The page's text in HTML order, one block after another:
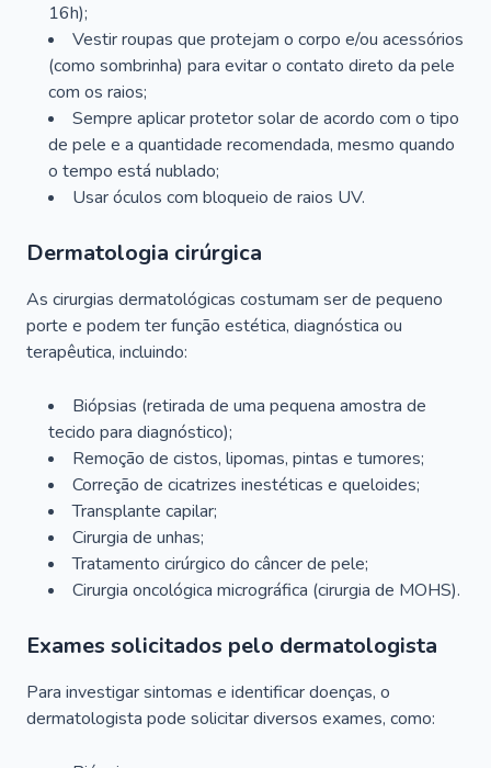
16h);
Vestir roupas que protejam o corpo e/ou acessórios
(como sombrinha) para evitar o contato direto da pele
com os raios;
Sempre aplicar protetor solar de acordo com o tipo
de pele e a quantidade recomendada, mesmo quando
o tempo está nublado;
Usar óculos com bloqueio de raios UV.
Dermatologia cirúrgica
As cirurgias dermatológicas costumam ser de pequeno
porte e podem ter função estética, diagnóstica ou
terapêutica, incluindo:
Biópsias (retirada de uma pequena amostra de
tecido para diagnóstico);
Remoção de cistos, lipomas, pintas e tumores;
Correção de cicatrizes inestéticas e queloides;
Transplante capilar;
Cirurgia de unhas;
Tratamento cirúrgico do câncer de pele;
Cirurgia oncológica micrográfica (cirurgia de MOHS).
Exames solicitados pelo dermatologista
Para investigar sintomas e identificar doenças, o
dermatologista pode solicitar diversos exames, como: